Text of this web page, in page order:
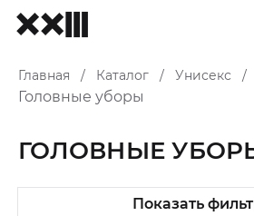
Главная / Каталог / Унисекс /
Головные уборы
ГОЛОВНЫЕ
Показать